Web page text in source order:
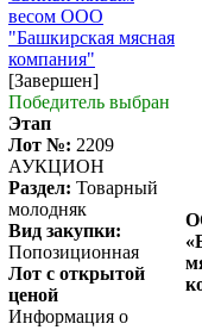
весом ООО
"Башкирская мясная
компания"
[Завершен]
Победитель выбран
Этап
Лот №: 2209
АУКЦИОН
Раздел: Товарный
молодняк
Вид закупки:
Попозиционная
Лот с открытой
ценой
Информация о